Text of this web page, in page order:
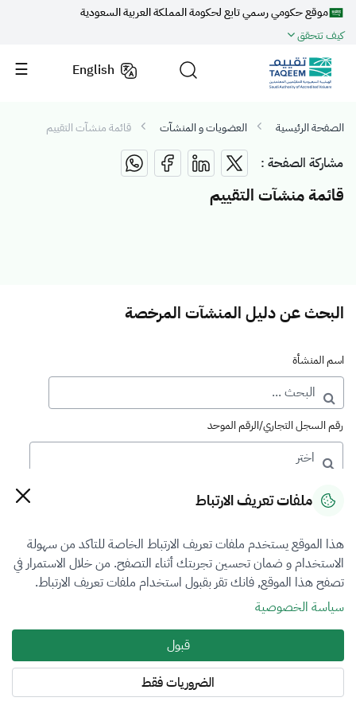
موقع حكومي رسمي تابع لحكومة المملكة العربية السعودية
كيف تتحقق
English
الصفحة الرئيسية العضويات و المنشآت قائمة منشآت التقييم
مشاركة الصفحة :
قائمة منشآت التقييم
البحث عن دليل المنشآت المرخصة
اسم المنشأة
رقم السجل التجاري/الرقم الموحد
رقم الترخيص
التصنيف
VFR2
فرع التقييم
ملفات تعريف الارتباط
هذا الموقع يستخدم ملفات تعريف الارتباط الخاصة للتاكد من سهولة
الاستخدام و ضمان تحسين تجربتك أثناء التصفح. من خلال الاستمرار في
تصفح هذا الموقع, فانك تقر بقبول استخدام ملفات تعريف الارتباط.
سياسة الخصوصية
قبول
الضروريات فقط